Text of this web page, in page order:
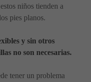
niños tienden a
pies planos.
y sin otros
no son necesarias.
tener un problema